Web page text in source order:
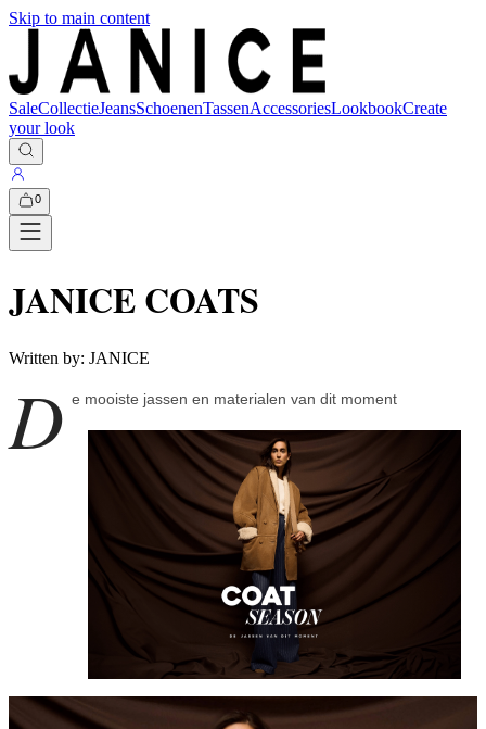
Skip to main content
SaleCollectieJeansSchoenenTassenAccessoriesLookbookCreate
your look
0
JANICE COATS
Written by: JANICE
D e mooiste jassen en materialen van dit moment